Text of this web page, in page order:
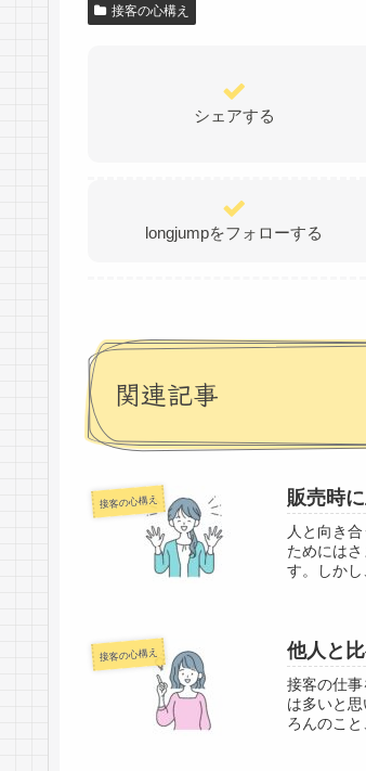
接客の心構え
シェアする
longjumpをフォローする
関連記事
接客の心構え 販売時
人と向き
ためには
す。しかし
接客の心構え 他人と
接客の仕
は多いと
ろんのこ